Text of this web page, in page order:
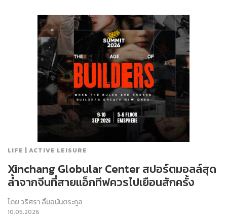
LIFE | ACTIVE LEISURE
Xinchang Globular Center สปอร์ตมอลล์สุด
ล้ำจากจีนที่สายแอ็กทีฟควรไปเยือนสักครั้ง
โดยวริศรา ลิ้มอนันตระกูล
10.05.2026